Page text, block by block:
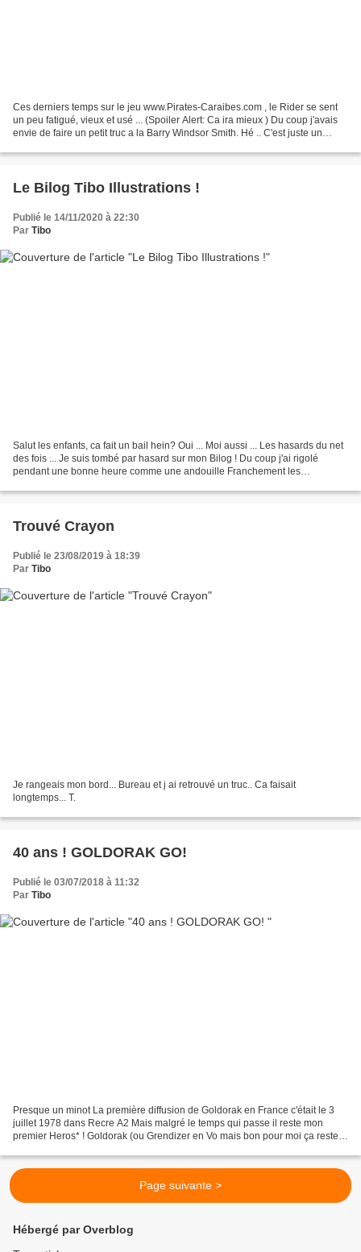
Ces derniers temps sur le jeu www.Pirates-Caraibes.com , le Rider se sent
un peu fatigué, vieux et usé ... (Spoiler Alert: Ca ira mieux ) Du coup j'avais
envie de faire un petit truc a la Barry Windsor Smith. Hé .. C'est juste un
Le Bilog Tibo Illustrations !
Publié le 14/11/2020 à 22:30
Par Tibo
Salut les enfants, ca fait un bail hein? Oui ... Moi aussi ... Les hasards du net
des fois ... Je suis tombé par hasard sur mon Bilog ! Du coup j'ai rigolé
pendant une bonne heure comme une andouille Franchement les
Trouvé Crayon
Publié le 23/08/2019 à 18:39
Par Tibo
Je rangeais mon bord... Bureau et j ai retrouvé un truc.. Ca faisait
longtemps... T.
40 ans ! GOLDORAK GO!
Publié le 03/07/2018 à 11:32
Par Tibo
Presque un minot La première diffusion de Goldorak en France c'était le 3
juillet 1978 dans Recre A2 Mais malgré le temps qui passe il reste mon
premier Heros* ! Goldorak (ou Grendizer en Vo mais bon pour moi ça restera
Page suivante >
Hébergé par Overblog